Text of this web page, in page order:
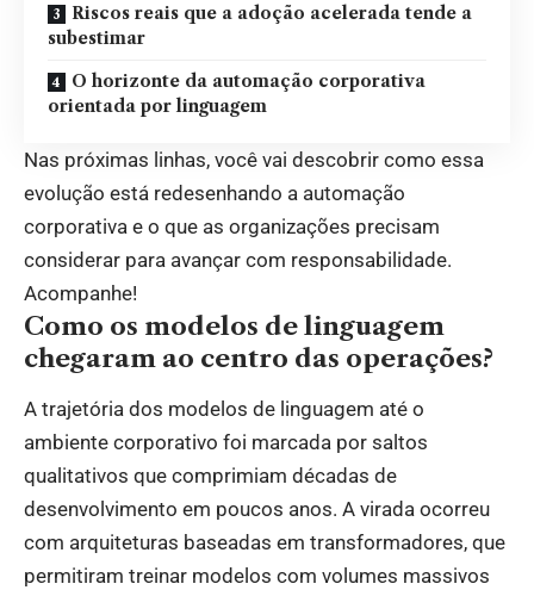
Riscos reais que a adoção acelerada tende a
subestimar
O horizonte da automação corporativa
orientada por linguagem
Nas próximas linhas, você vai descobrir como essa
evolução está redesenhando a automação
corporativa e o que as organizações precisam
considerar para avançar com responsabilidade.
Acompanhe!
Como os modelos de linguagem
chegaram ao centro das operações?
A trajetória dos modelos de linguagem até o
ambiente corporativo foi marcada por saltos
qualitativos que comprimiam décadas de
desenvolvimento em poucos anos. A virada ocorreu
com arquiteturas baseadas em transformadores, que
permitiram treinar modelos com volumes massivos